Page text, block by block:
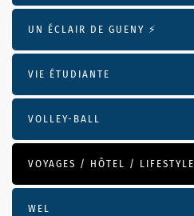
UN ÉCLAIR DE GUENY ⚡️
VIE ÉTUDIANTE
VOLLEY-BALL
VOYAGES / HÔTEL / LIFESTYLE
WEL